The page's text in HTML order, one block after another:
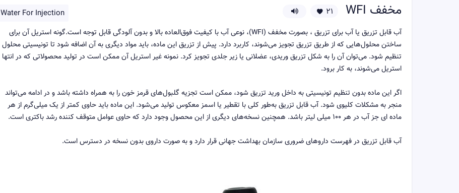
مخفف WFI
Water For Injection 21
آب قابل تزریق یا آب برای تزریق ، بصورت مخفف (WFI)، نوعی آب با کیفیت فوق‌العاده بالا و بدون آلودگی قابل توجه است.گونه استریل آن برای
ساختن محلول‌هایی که از طریق تزریق تجویز می‌شوند، کاربرد دارد. پیش از تزریق این ماده، باید مواد دیگری به آن اضافه شود تا تونیسیتی محلول
تنظیم شود. می‌توان آن را به شکل تزریق وریدی، عضلانی یا زیر جلدی تجویز کرد. نمونه غیر استریل آن ممکن است در تولید محصولاتی که در انتها
استریل می‌شوند، به کار برود.
اگر این ماده بدون تنظیم تونیسیتی به داخل ورید تزریق شود، ممکن است تجزیه گلبول‌های قرمز خون را به همراه داشته باشد و در ادامه می‌تواند
منجر به مشکلات کلیوی شود. آب قابل تزریق به‌طور کلی با تقطیر یا اسمز معکوس تولید می‌شود. این ماده باید حاوی کمتر از یک میلی‌گرم از هر
ماده ای جز آب در هر ۱۰۰ میلی لیتر باشد. همچنین نسخه‌های دیگری از این محصول وجود دارد که حاوی عوامل متوقف کننده رشد باکتری است.
آب قابل تزریق در فهرست داروهای ضروری سازمان بهداشت جهانی قرار دارد و به صورت داروی بدون نسخه در دسترس است.